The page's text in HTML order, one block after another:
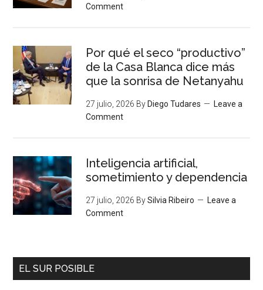
Comment
Por qué el seco “productivo”
de la Casa Blanca dice más
que la sonrisa de Netanyahu
27 julio, 2026 By Diego Tudares
Leave a
Comment
Inteligencia artificial,
sometimiento y dependencia
27 julio, 2026 BySilvia Ribeiro
Leave a
Comment
EL SUR POSIBLE